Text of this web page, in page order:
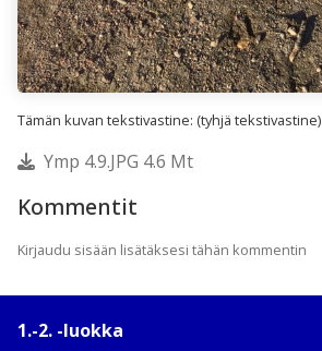
Tämän kuvan tekstivastine: (tyhjä tekstivastine)
Ymp 4.9.JPG 4.6 Mt
Kommentit
Kirjaudu sisään lisätäksesi tähän kommentin
1.-2. -luokka